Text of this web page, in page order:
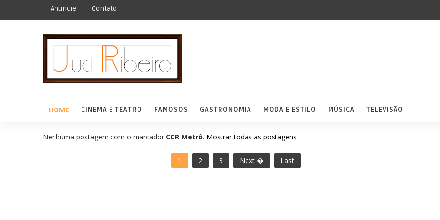
Anuncie Contato
HOME CINEMA E TEATRO FAMOSOS GASTRONOMIA MODA E ESTILO MÚSICA TELEVISÃO
Nenhuma postagem com o marcador CCR Metrô. Mostrar todas as postagens
1 2 3 Next � Last